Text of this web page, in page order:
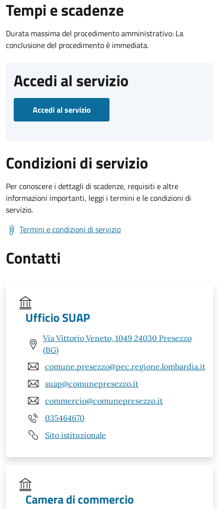
Tempi e scadenze
Durata massima del procedimento amministrativo: La
conclusione del procedimento è immediata.
Accedi al servizio
Accedi al servizio
Condizioni di servizio
Per conoscere i dettagli di scadenze, requisiti e altre
informazioni importanti, leggi i termini e le condizioni di
servizio.
Termini e condizioni di servizio
Contatti
Ufficio SUAP
Via Vittorio Veneto, 1049 24030 Presezzo
(BG)
comune.presezzo@pec.regione.lombardia.it
suap@comunepresezzo.it
commercio@comunepresezzo.it
035464670
Sito istituzionale
Camera di commercio